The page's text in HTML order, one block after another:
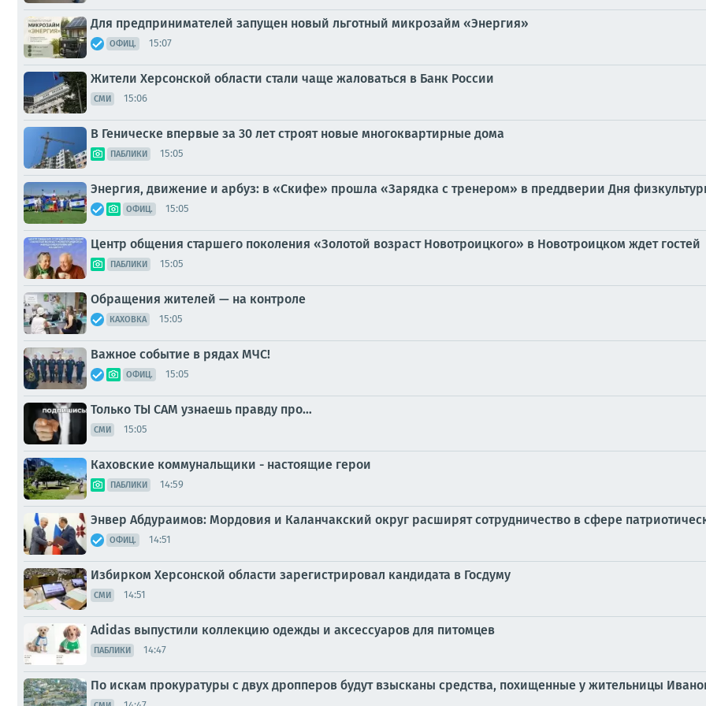
Для предпринимателей запущен новый льготный микрозайм «Энергия»
ОФИЦ. 15:07
Жители Херсонской области стали чаще жаловаться в Банк России
СМИ 15:06
В Геническе впервые за 30 лет строят новые многоквартирные дома
ПАБЛИКИ 15:05
Энергия, движение и арбуз: в «Скифе» прошла «Зарядка с тренером» в преддверии Дня
ОФИЦ. 15:05
Центр общения старшего поколения «Золотой возраст Новотроицкого» в Новотроицком ждет гостей
ПАБЛИКИ 15:05
Обращения жителей — на контроле
КАХОВКА 15:05
Важное событие в рядах МЧС!
ОФИЦ. 15:05
Только ТЫ САМ узнаешь правду про…
СМИ 15:05
Каховские коммунальщики - настоящие герои
ПАБЛИКИ 14:59
Энвер Абдураимов: Мордовия и Каланчакский округ расширят сотрудничество в сфере
ОФИЦ. 14:51
Избирком Херсонской области зарегистрировал кандидата в Госдуму
СМИ 14:51
Adidas выпустили коллекцию одежды и аксессуаров для питомцев
ПАБЛИКИ 14:47
По искам прокуратуры с двух дропперов будут взысканы средства, похищенные у жительницы